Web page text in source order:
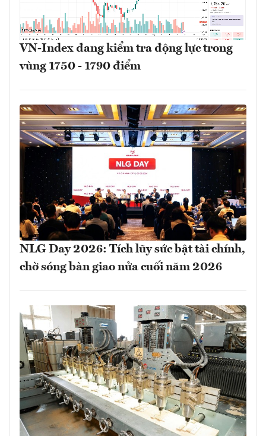
VN-Index đang kiểm tra động lực trong
vùng 1750 - 1790 điểm
NLG Day 2026: Tích lũy sức bật tài chính,
chờ sóng bàn giao nửa cuối năm 2026